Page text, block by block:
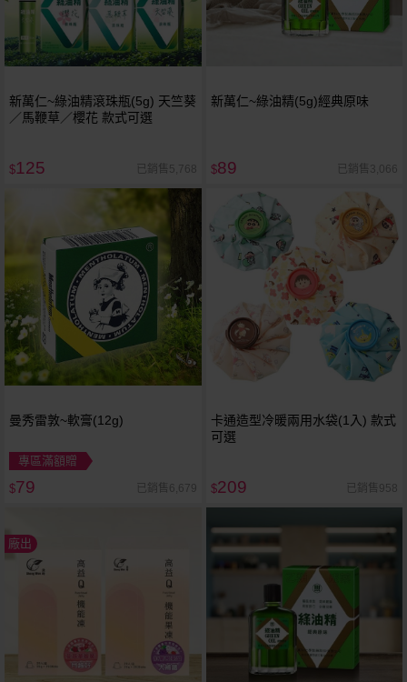
新萬仁~綠油精滾珠瓶(5g) 天竺葵
／馬鞭草／櫻花 款式可選
$125 已銷售5,768
新萬仁~綠油精(5g)經典原味
$89 已銷售3,066
曼秀雷敦~軟膏(12g)
專區滿額贈
$79 已銷售6,679
卡通造型冷暖兩用水袋(1入) 款式
可選
$209 已銷售958
廠出